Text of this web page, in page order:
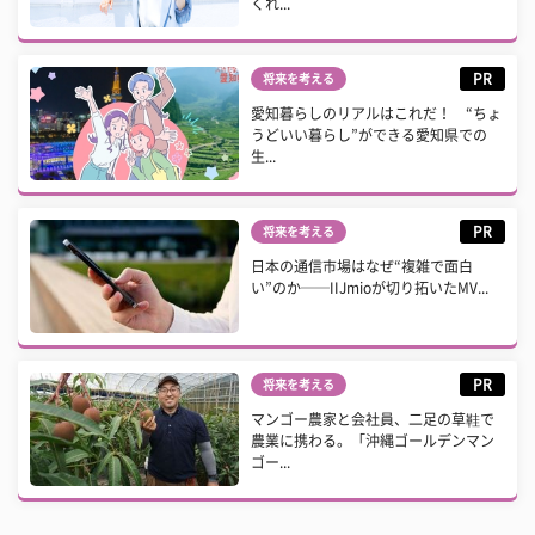
くれ...
将来を考える PR
愛知暮らしのリアルはこれだ！ “ちょ
うどいい暮らし”ができる愛知県での
生...
将来を考える PR
日本の通信市場はなぜ“複雑で面白
い”のか──IIJmioが切り拓いたMV...
将来を考える PR
マンゴー農家と会社員、二足の草鞋で
農業に携わる。「沖縄ゴールデンマン
ゴー...